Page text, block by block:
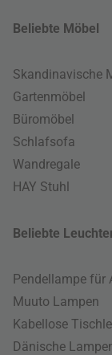
Beliebte Möbel
Skandinavische
Gartenmöbel
Büromöbel
Schlafsofa
Wandregale
HAY Stuhl
Beliebte
Pendellampe für
Muuto Lampen
Kabellose
Dänische